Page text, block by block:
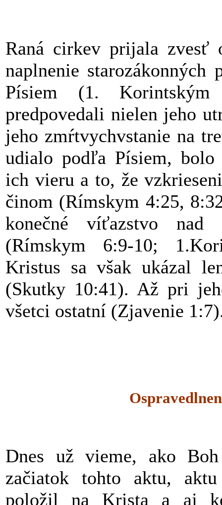
Raná cirkev prijala zvesť
naplnenie
Písiem (1.
predpovedali nielen jeho
jeho zmŕtvychvstanie na
udialo podľa Písiem, bolo
ich vieru a to, že
činom (Rímskym 4:25,
konečné víťazstvo
(Rímskym 6:9-10;
Kristus sa však ukázal
(Skutky 10:41). Až pri
všetci ostatní (Zjavenie
Dnes už vieme, ako Boh
začiatok tohto aktu,
položil na Krista a aj